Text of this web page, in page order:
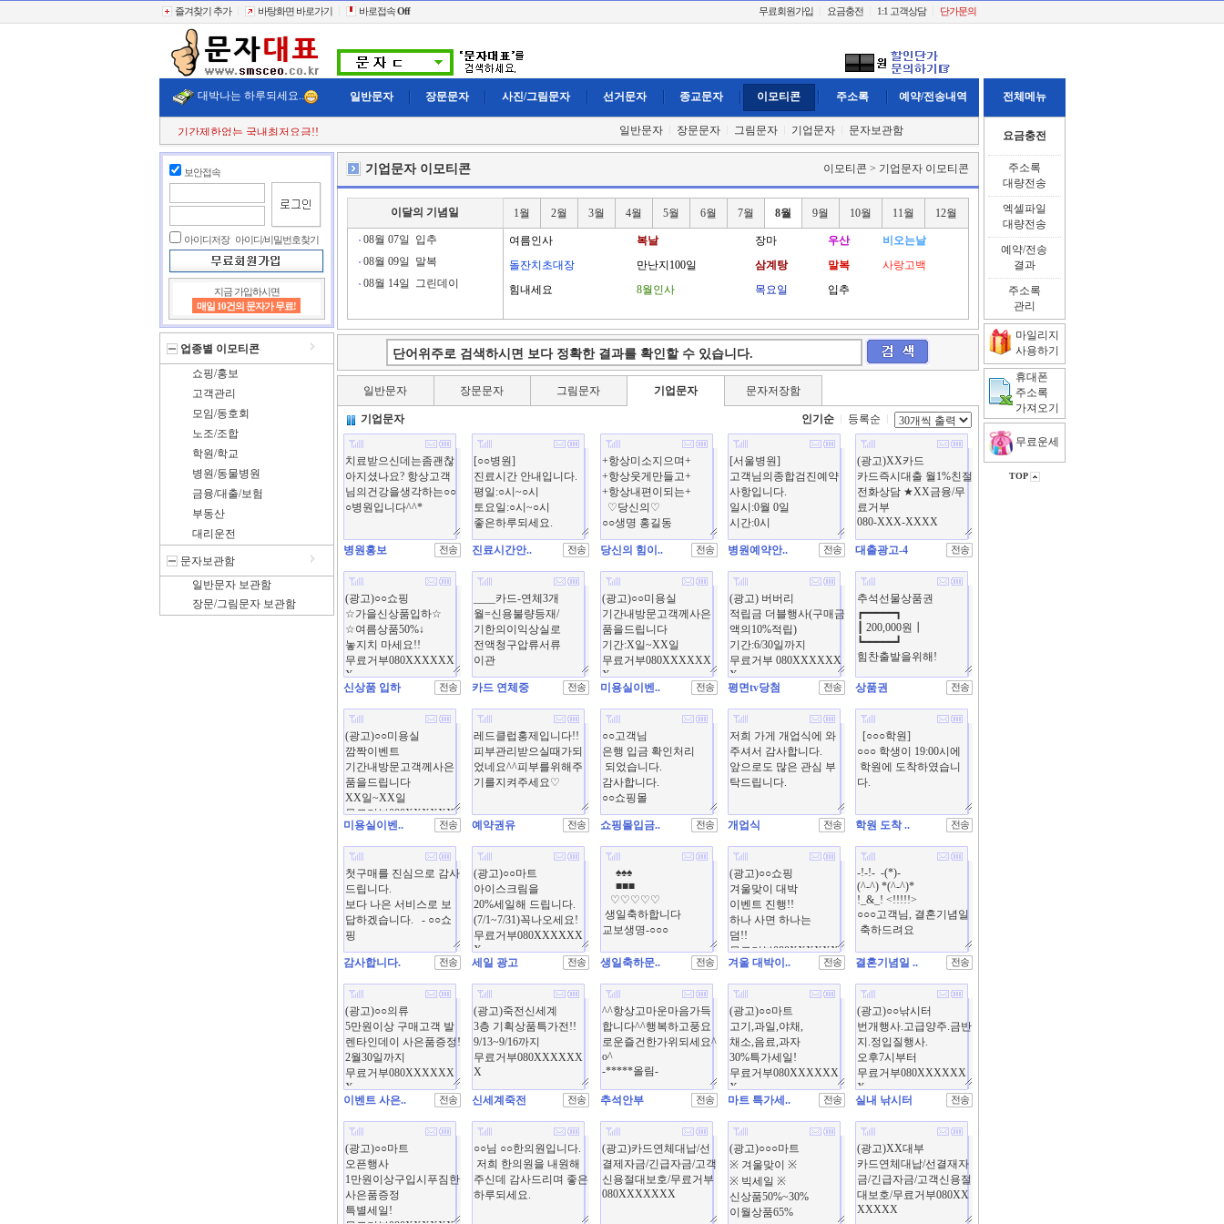
즐겨찾기 추가 바탕화면 바로가기 바로접속Off 무료회원가입 요금충전 1:1 고객상담 단가문의
대박나는 하루되세요.. 일반문자 장문문자 사진/그림문자 선거문자 종교문자 이모티콘 주소록 예약/전송내역
기간제한없는 국내최저요금!!
첫 구매시+11% 추가적립!!
결젝금액의
충전금액의
희망단가신청! 타사이트보다 저렴하게..
빠르고 정확한 문자대표!!
전송실패건 100% 환불보상!!
일반문자 장문문자 그림문자 기업문자 문자보관함
보안접속
아이디저장 아이디/비밀번호찾기
지금 가입하시면
매일 10건의 문자가 무료!
업종별 이모티콘
쇼핑/홍보
고객관리
모임/동호회
노조/조합
학원/학교
병원/동물병원
금융/대출/보험
부동산
대리운전
문자보관함
일반문자 보관함
장문/그림문자 보관함
기업문자 이모티콘 이모티콘 > 기업문자 이모티콘
이달의 기념일 1월 2월 3월 4월 5월 6월 7월 8월 9월 10월 11월 12월
08월 07일
입추
08월 09일
말복
08월 14일
그린데이
여름인사 복날 장마 우산
비오는날
돌잔치초대장
만난지100일 삼계탕 말복
사랑고백
힘내세요
8월인사 목요일 입추
일반문자 장문문자 그림문자 기업문자 문자저장함
기업문자 인기순 등록순
병원홍보 진료시간안.. 당신의 힘이.. 병원예약안.. 대출광고-4
신상품 입하 카드 연체중 미용실이벤.. 평면tv당첨 상품권
미용실이벤.. 예약권유 쇼핑몰입금.. 개업식 학원 도착 ..
감사합니다. 세일 광고 생일축하문.. 겨울 대박이.. 결혼기념일 ..
이벤트 사은.. 신세계죽전 추석안부 마트 특가세.. 실내 낚시터
전체메뉴
요금충전
주소록
대량전송
엑셀파일
대량전송
예약/전송
결과
주소록
관리
마일리지
사용하기
휴대폰
주소록
가져오기
무료운세
TOP